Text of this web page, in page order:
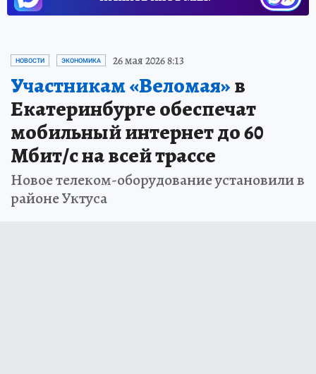
НОВОСТИ ЭКОНОМИКА 26 мая 2026 8:13
Участникам «Веломая»в
Екатеринбурге обеспечат
мобильный интернет до 60
Мбит/с на всей трассе
Новое телеком-оборудование установили в
районе Уктуса